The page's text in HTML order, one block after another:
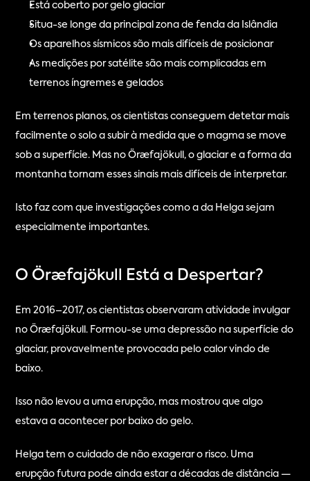
Está coberto por gelo glaciar
Situa-se longe da principal zona de fenda da Islândia
Os aparelhos sísmicos são mais difíceis de posicionar
As medições por satélite são mais complicadas em
terrenos íngremes e gelados
Em terrenos planos, os cientistas conseguem detetar mais
facilmente o solo a subir à medida que o magma se move
sob a superfície. Mas no Öræfajökull, o glaciar e a forma da
montanha tornam esses sinais mais difíceis de interpretar.
Isto faz com que investigações como a da Helga sejam
especialmente importantes.
O Öræfajökull Está a Despertar?
Em 2016–2017, os cientistas observaram atividade invulgar
no Öræfajökull. Formou-se uma depressão na superfície do
glaciar, provavelmente provocada pelo calor vindo de
baixo.
Isso não levou a uma erupção, mas mostrou que algo
estava a acontecer por baixo do gelo.
Helga tem o cuidado de não exagerar o risco. Uma
erupção futura pode ainda estar a décadas de distância —